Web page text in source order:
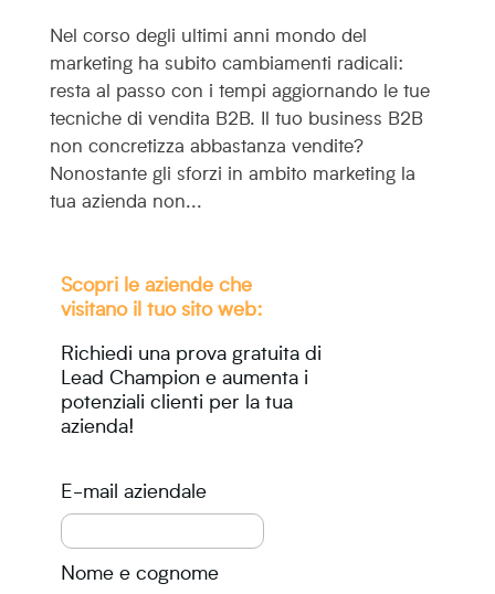
Nel corso degli ultimi anni mondo del
marketing ha subito cambiamenti radicali:
resta al passo con i tempi aggiornando le tue
tecniche di vendita B2B. Il tuo business B2B
non concretizza abbastanza vendite?
Nonostante gli sforzi in ambito marketing la
tua azienda non...
Scopri le aziende che
visitano il tuo sito web:
Richiedi una prova gratuita di
Lead Champion e aumenta i
potenziali clienti per la tua
azienda!
E-mail aziendale
Nome e cognome